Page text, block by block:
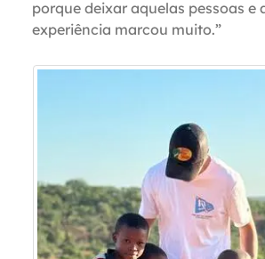
porque deixar aquelas pessoas e
experiência marcou muito.”